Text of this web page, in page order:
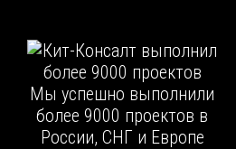
Мы успешно выполнили
более 9000 проектов в
России, СНГ и Европе